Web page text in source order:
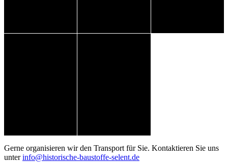
Gerne organisieren wir den Transport für Sie. Kontaktieren Sie uns
unterinfo@historische-baustoffe-selent.de